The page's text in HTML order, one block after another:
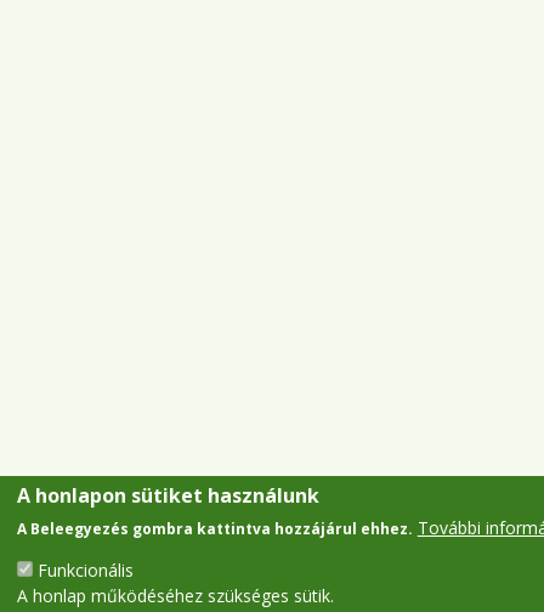
A honlapon sütiket használunk
A Beleegyezés gombra kattintva hozzájárul ehhez. További
Funkcionális
A honlap működéséhez szükséges sütik.